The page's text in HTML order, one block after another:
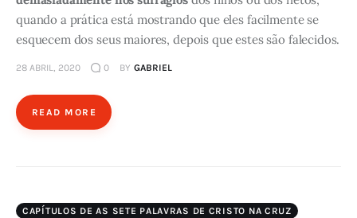
quando a prática está mostrando que eles facilmente se
esquecem dos seus maiores, depois que estes são falecidos.
28 ABRIL, 2020 0 BY GABRIEL
READ MORE
CAPÍTULOS DE AS SETE PALAVRAS DE CRISTO NA CRUZ